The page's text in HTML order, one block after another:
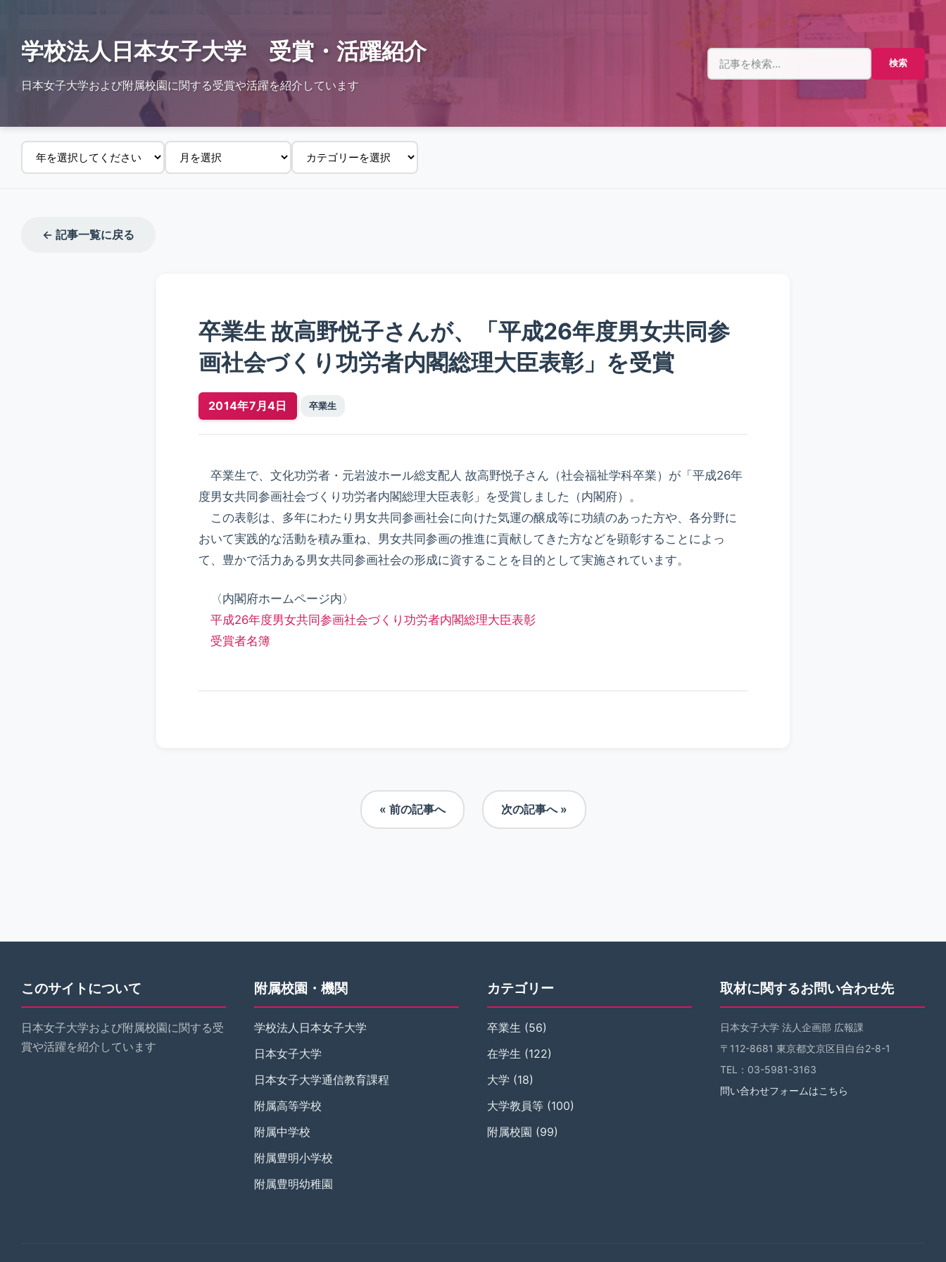
学校法人日本女子大学 受賞・活躍紹介
日本女子大学および附属校園に関する受賞や活躍を紹介しています
← 記事一覧に戻る
卒業生 故高野悦子さんが、「平成26年度男女共同参
画社会づくり功労者内閣総理大臣表彰」を受賞
2014年7月4日 卒業生
卒業生で、文化功労者・元岩波ホール総支配人 故高野悦子さん（社会福祉学科卒業）が「平成26年
度男女共同参画社会づくり功労者内閣総理大臣表彰」を受賞しました（内閣府）。
この表彰は、多年にわたり男女共同参画社会に向けた気運の醸成等に功績のあった方や、各分野に
おいて実践的な活動を積み重ね、男女共同参画の推進に貢献してきた方などを顕彰することによっ
て、豊かで活力ある男女共同参画社会の形成に資することを目的として実施されています。
〈内閣府ホームページ内〉
平成26年度男女共同参画社会づくり功労者内閣総理大臣表彰
受賞者名簿
« 前の記事へ 次の記事へ »
このサイトについて
日本女子大学および附属校園に関する受
賞や活躍を紹介しています
附属校園・機関
学校法人日本女子大学
日本女子大学
日本女子大学通信教育課程
附属高等学校
附属中学校
附属豊明小学校
附属豊明幼稚園
カテゴリー
卒業生 (56)
在学生 (122)
大学 (18)
大学教員等 (100)
附属校園 (99)
取材に関するお問い合わせ先
日本女子大学 法人企画部 広報課
〒112-8681 東京都文京区目白台2-8-1
TEL：03-5981-3163
問い合わせフォームはこちら